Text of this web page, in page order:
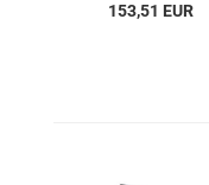
153,51 EUR